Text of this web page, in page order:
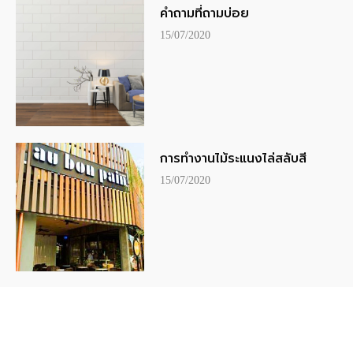
คำถามที่ถามบ่อย
15/07/2020
การทำงานไม้ระแนงไล่สลับสี
15/07/2020